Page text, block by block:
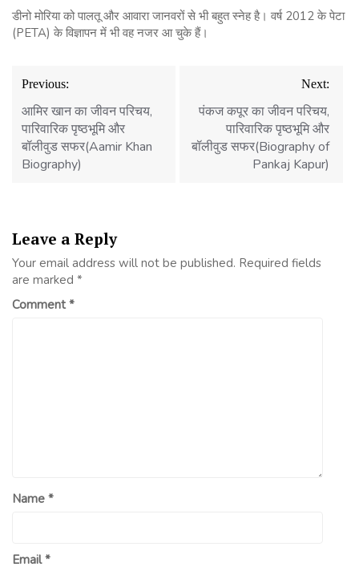
डीनो मोरिया को पालतू और आवारा जानवरों से भी बहुत स्नेह है। वर्ष 2012 के पेटा
(PETA) के विज्ञापन में भी वह नजर आ चुके हैं।
Post
navigation
Previous:
आमिर खान का जीवन परिचय,
पारिवारिक पृष्ठभूमि और
बॉलीवुड सफर(Aamir Khan
Biography)
Next:
पंकज कपूर का जीवन परिचय,
पारिवारिक पृष्ठभूमि और
बॉलीवुड सफर(Biography of
Pankaj Kapur)
Leave a Reply
Your email address will not be published. Required fields
are marked *
Comment*
Name *
Email*